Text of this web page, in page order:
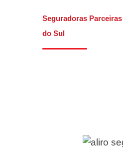
Seguradoras
do Sul